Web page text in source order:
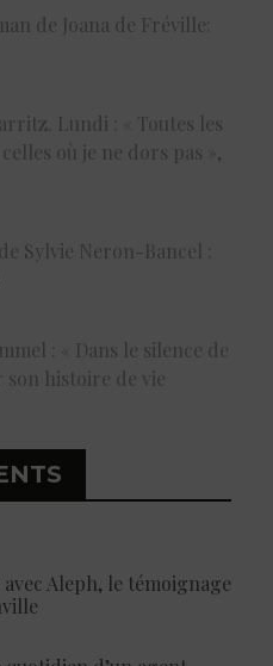
de Joana de Fréville:
Lundi : « Toutes les
où je ne dors pas »,
Sylvie Neron-Bancel :
: « Dans le silence de
son histoire de vie
Aleph, le témoignage